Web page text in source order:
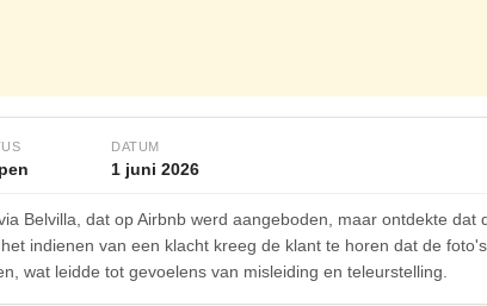
DATUM
1 juni 2026
Belvilla, dat op Airbnb werd aangeboden, maar ontdekte dat
indienen van een klacht kreeg de klant te horen dat de
wat leidde tot gevoelens van misleiding en teleurstelling.